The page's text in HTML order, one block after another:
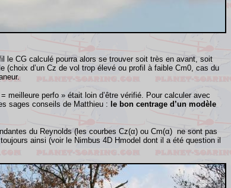
le CG calculé pourra alors se trouver soit très en avant, soit
(choix d’un Cz de vol trop élevé ou profil à faible Cm0, cas du
meilleure perfo » était loin d’être vérifié. Pour calculer avec
sages conseils de Matthieu : le bon centrage d’un modèle
du Reynolds (les courbes Cz(α) ou Cm(α) ne sont pas
ainsi (voir le Nimbus 4D Hmodel dont il a été question il